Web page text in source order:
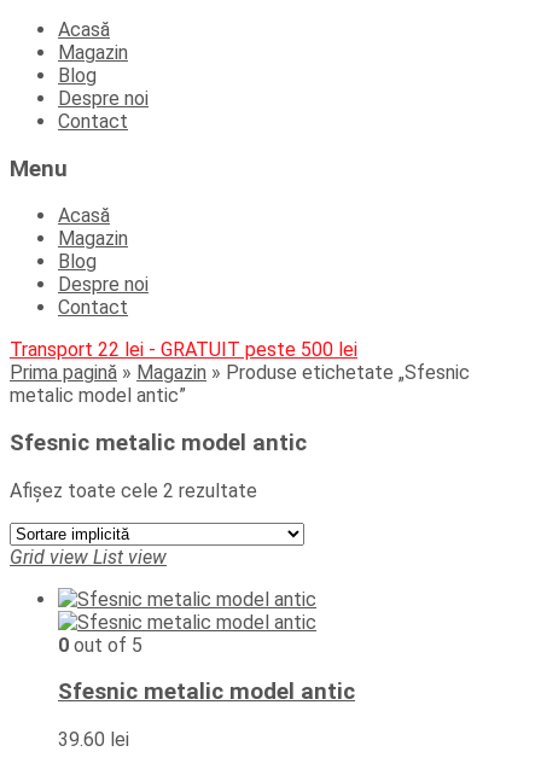
Skip
content
Acasă
Magazin
Blog
Despre noi
Contact
Menu
Acasă
Magazin
Blog
Despre noi
Contact
Transport 22 lei - GRATUIT peste 500 lei
Prima pagină » Magazin » Produse etichetate „Sfesnic
metalic model antic”
Sfesnic metalic model antic
Afișez toate cele 2 rezultate
Grid view List view
0 out of 5
Sfesnic metalic model antic
39.60 lei